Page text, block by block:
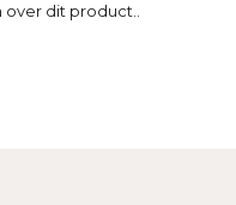
dit product..